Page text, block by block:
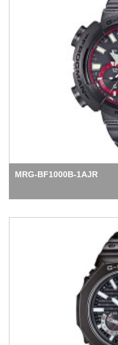
MRG-BF1000B-1AJR